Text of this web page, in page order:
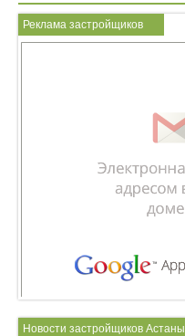
Реклама застройщиков
Новости застройщиков Астаны